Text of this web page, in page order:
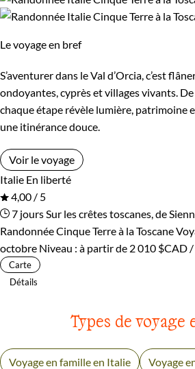
Le voyage en bref
S’aventurer dans le Val d’Orcia, c’est
ondoyantes, cyprès et villages vivants.
chaque étape révèle lumière, patrimoine
une itinérance douce.
Voir le voyage
Italie En liberté
4,00 / 5
7 jours Sur les crêtes toscanes, de
Randonnée Cinque Terre à la Toscane
octobre Niveau : à partir de 2 010 $CAD /
Carte
Détails
Types de voyage
Voyage en famille en Italie Voyage